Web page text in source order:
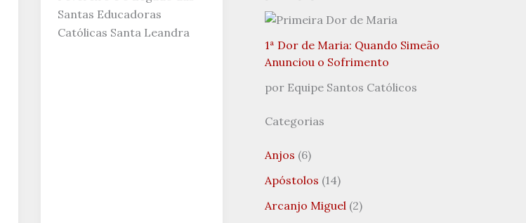
Santas Educadoras
Católicas Santa Leandra
1ª Dor de Maria: Quando Simeão
Anunciou o Sofrimento
por Equipe Santos Católicos
Categorias
Anjos (6)
Apóstolos (14)
Arcanjo Miguel (2)